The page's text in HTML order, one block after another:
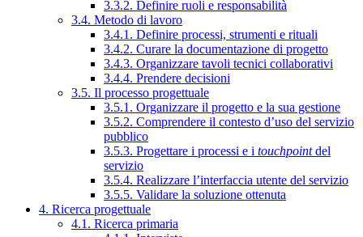
3.3.2. Definire ruoli e responsabilità
3.4. Metodo di lavoro
3.4.1. Definire processi, strumenti e rituali
3.4.2. Curare la documentazione di progetto
3.4.3. Organizzare tavoli tecnici collaborativi
3.4.4. Prendere decisioni
3.5. Il processo progettuale
3.5.1. Organizzare il progetto e la sua gestione
3.5.2. Comprendere il contesto d’uso del servizio
pubblico
3.5.3. Progettare i processi e i touchpointdel
servizio
3.5.4. Realizzare l’interfaccia utente del servizio
3.5.5. Validare la soluzione ottenuta
4. Ricerca progettuale
4.1. Ricerca primaria